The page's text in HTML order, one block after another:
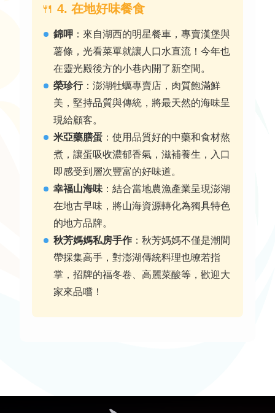
🍴 4. 在地好味餐食
錦呷 ： 來自湖西的明星餐車，專賣漢堡與
薯條，光看菜單就讓人口水直流！今年也
在靈光殿後方的小巷內開了新空間 。
榮珍行： 澎湖牡蠣專賣店，肉質飽滿鮮
美，堅持品質與傳統，將最天然的海味呈
現給顧客。
米亞藥膳蛋 ： 使用品質好的中藥和食材熬
煮，讓蛋吸收濃郁香氣，滋補養生，入口
即感受到層次豐富的好味道。
幸福山海味 ： 結合當地農漁產業呈現澎湖
在地古早味，將山海資源轉化為獨具特色
的地方品牌。
秋芳媽媽私房手作 ： 秋芳媽媽不僅是潮間
帶採集高手，對澎湖傳統料理也暸若指
掌，招牌的福冬卷、高麗菜酸等，歡迎大
家來品嚐！